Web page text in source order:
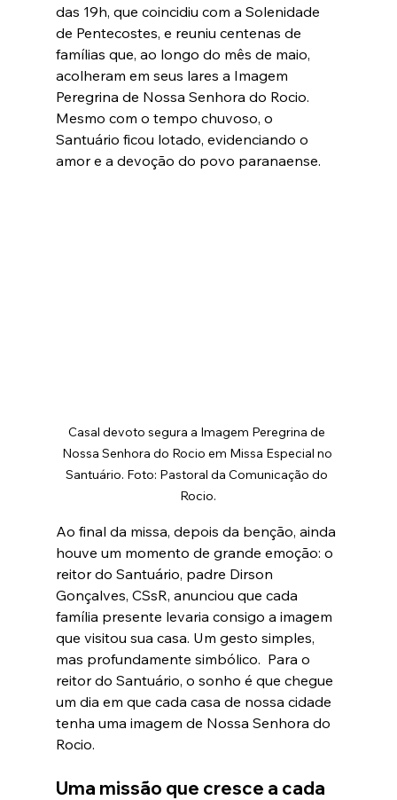
das 19h, que coincidiu com a Solenidade
de Pentecostes, e reuniu centenas de
famílias que, ao longo do mês de maio,
acolheram em seus lares a Imagem
Peregrina de Nossa Senhora do Rocio.
Mesmo com o tempo chuvoso, o
Santuário ficou lotado, evidenciando o
amor e a devoção do povo paranaense.
Casal devoto segura a Imagem Peregrina de
Nossa Senhora do Rocio em Missa Especial no
Santuário. Foto: Pastoral da Comunicação do
Rocio.
Ao final da missa, depois da benção, ainda
houve um momento de grande emoção: o
reitor do Santuário, padre Dirson
Gonçalves, CSsR, anunciou que cada
família presente levaria consigo a imagem
que visitou sua casa. Um gesto simples,
mas profundamente simbólico. Para o
reitor do Santuário, o sonho é que chegue
um dia em que cada casa de nossa cidade
tenha uma imagem de Nossa Senhora do
Rocio.
Uma missão que cresce a cada